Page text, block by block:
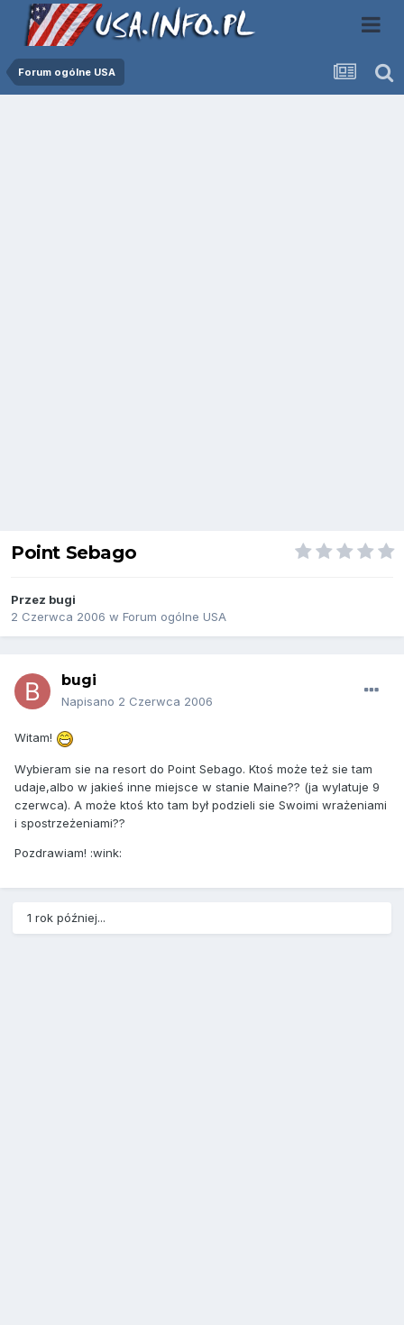
Forum ogólne USA
Point Sebago
Przez bugi
2 Czerwca 2006 w Forum ogólne USA
bugi
Napisano 2 Czerwca 2006
Witam!
Wybieram sie na resort do Point Sebago. Ktoś może też sie tam
udaje,albo w jakieś inne miejsce w stanie Maine?? (ja wylatuje 9
czerwca). A może ktoś kto tam był podzieli sie Swoimi wrażeniami
i spostrzeżeniami??
Pozdrawiam! :wink:
1 rok później...